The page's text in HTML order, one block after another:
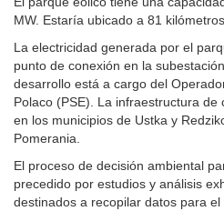
MW. Estaría ubicado a 81
La electricidad generada por el
punto de conexión en la
desarrollo está a cargo del
Polaco (PSE). La infraestructura
en los municipios de Ustka y
Pomerania.
El proceso de decisión ambiental
precedido por estudios y análisis
destinados a recopilar datos para